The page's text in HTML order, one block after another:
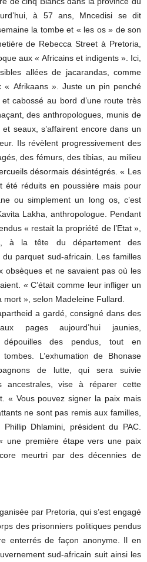
à 57 ans, Mncedisi se dit
la tombe et « les os » de son
de Rebecca Street à Pretoria,
aux « Africains et indigents ». Ici,
allées de jacarandas, comme
« Afrikaans ». Juste un pin penché
cabossé au bord d’une route très
des anthropologues, munis de
seaux, s’affairent encore dans un
Ils révèlent progressivement des
des fémurs, des tibias, au milieu
désormais désintégrés. « Les
été réduits en poussière mais pour
ou simplement un long os, c’est
Lakha, anthropologue. Pendant
« restait la propriété de l’Etat »,
à la tête du département des
parquet sud-africain. Les familles
obsèques et ne savaient pas où les
« C’était comme leur infliger un
», selon Madeleine Fullard.
a gardé, consigné dans des
pages aujourd’hui jaunies,
dépouilles des pendus, tout en
L’exhumation de Bhonase
de lutte, qui sera suivie
ancestrales, vise à réparer cette
« Vous pouvez signer la paix mais
ne sont pas remis aux familles,
Dhlamini, président du PAC.
une première étape vers une paix
meurtri par des décennies de
par Pretoria, qui s’est engagé
des prisonniers politiques pendus
enterrés de façon anonyme. Il en
sud-africain suit ainsi les